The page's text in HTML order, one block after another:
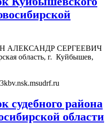
АЛЕКСАНДР СЕРГЕЕВИЧ
область, г. Куйбышев,
судебного района
области